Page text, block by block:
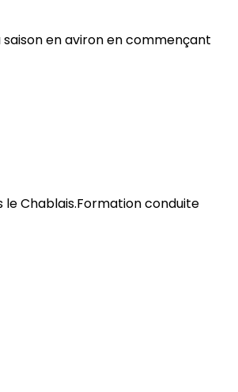
en aviron en commençant
le Chablais.Formation conduite